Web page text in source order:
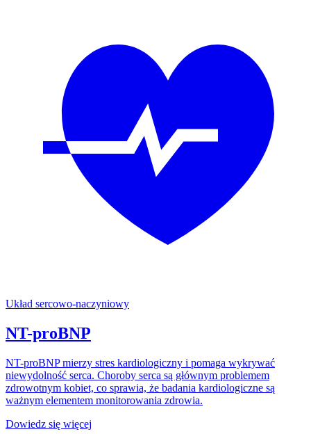
Układ sercowo-naczyniowy
NT-proBNP
NT-proBNP mierzy stres kardiologiczny i pomaga wykrywać
niewydolność serca. Choroby serca są głównym problemem
zdrowotnym kobiet, co sprawia, że badania kardiologiczne są
ważnym elementem monitorowania zdrowia.
Dowiedz się więcej